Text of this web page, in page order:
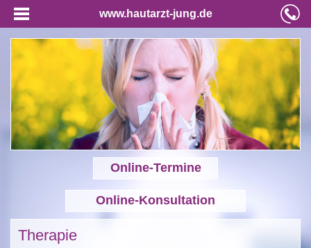
www.hautarzt-jung.de
Online-Termine
Online-Konsultation
Therapie